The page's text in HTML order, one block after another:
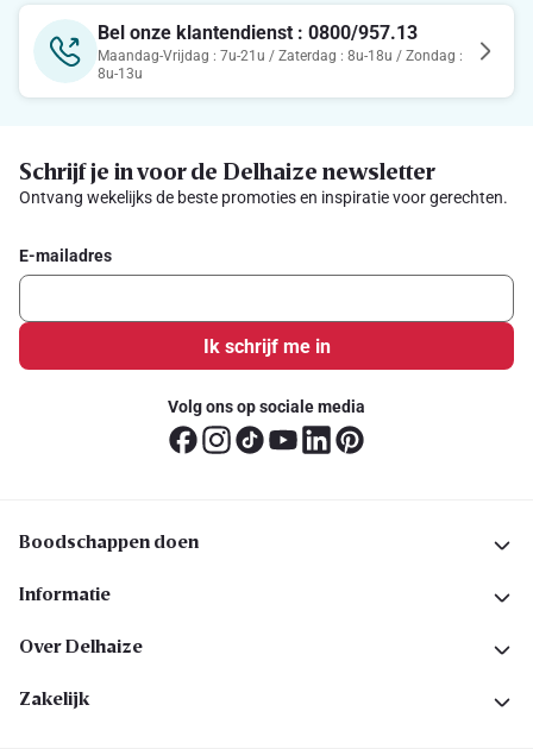
Bel onze klantendienst : 0800/957.13
Maandag-Vrijdag : 7u-21u / Zaterdag : 8u-18u / Zondag :
8u-13u
Schrijf je in voor de Delhaize newsletter
Ontvang wekelijks de beste promoties en inspiratie voor gerechten.
E-mailadres
Ik schrijf me in
Volg ons op sociale media
Boodschappen doen
Informatie
Over Delhaize
Zakelijk